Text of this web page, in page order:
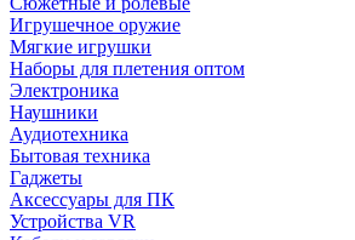
Игрушечное оружие
Мягкие игрушки
Наборы для плетения оптом
Электроника
Наушники
Аудиотехника
Бытовая техника
Гаджеты
Аксессуары для ПК
Устройства VR